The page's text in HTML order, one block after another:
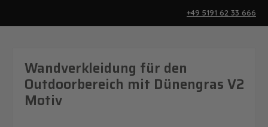
+49 5191 62 33 666
Wandverkleidung für den
Outdoorbereich mit Dünengras V2
Motiv